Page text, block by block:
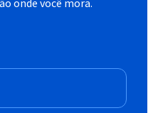
onde você mora.